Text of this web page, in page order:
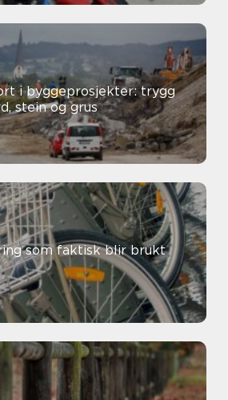
i byggeprosjekter: trygg
stein og grus
som faktisk blir brukt